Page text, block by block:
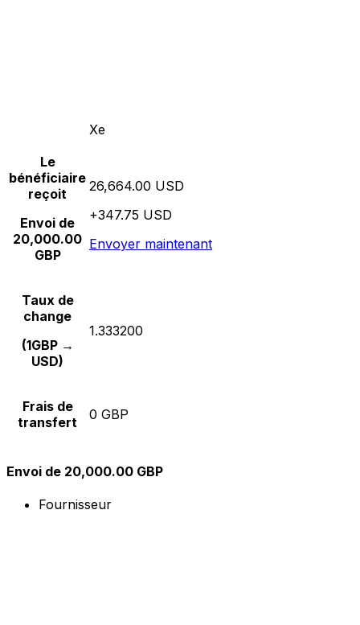
Xe
Le
bénéficiaire
reçoit
Envoi de
20,000.00
GBP
26,664.00 USD
+347.75 USD
Envoyer maintenant
Taux de
change
(1GBP →
USD)
1.333200
Frais de
transfert
0 GBP
Envoi de 20,000.00 GBP
Fournisseur